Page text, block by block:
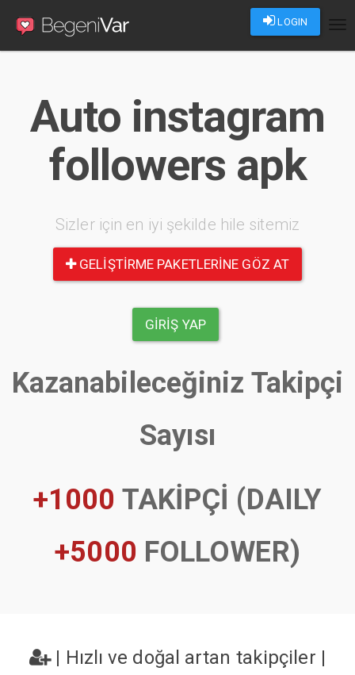
LOGIN
Auto instagram
followers apk
Sizler için en iyi şekilde hile sitemiz
GELIŞTIRME PAKETLERINE GÖZ AT
GIRIŞ YAP
Kazanabileceğiniz Takipçi
Sayısı
+1000 TAKİPÇİ (DAILY
+5000 FOLLOWER)
| Hızlı ve doğal artan takipçiler |